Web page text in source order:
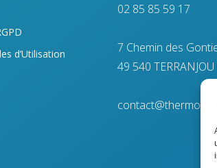
d’Utilisation
02 85 85 59 17
7 Chemin des
49 540